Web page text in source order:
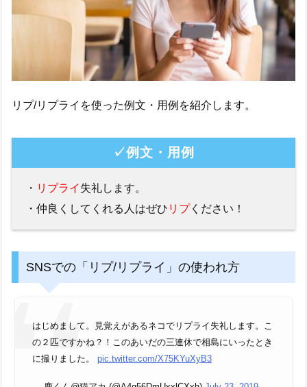
リプ/リプライを使った例文・用例を紹介します。
✓例文・用例
・ リプライ 失礼します。
・仲良くしてくれる人はぜひ リプください！
SNSでの「リプ/リプライ」の使われ方
はじめまして。見覚えがあるネコでリプライ失礼します。こ
の２匹ですかね？！このあいだの三連休で相島にいったとき
に撮りました。 pic.twitter.com/X75KYuXyB3